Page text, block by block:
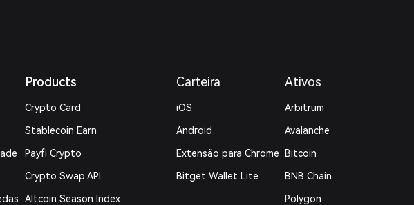
Products
Crypto Card
Stablecoin Earn
Payfi Crypto
Crypto Swap API
Altcoin Season Index
Carteira
iOS
Android
Extensão para Chrome
Bitget Wallet Lite
Ativos
Arbitrum
Avalanche
Bitcoin
BNB Chain
Polygon